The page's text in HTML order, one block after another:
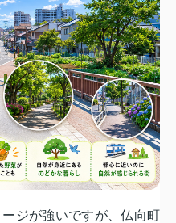
ジが強いですが、仏向町